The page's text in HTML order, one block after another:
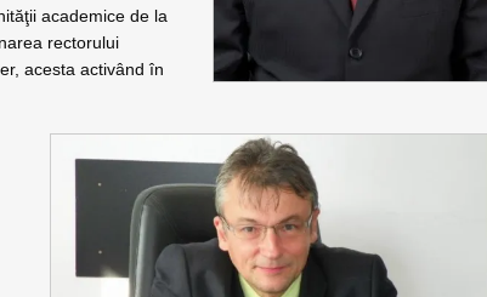
academice de la
rectorului
acesta activând în